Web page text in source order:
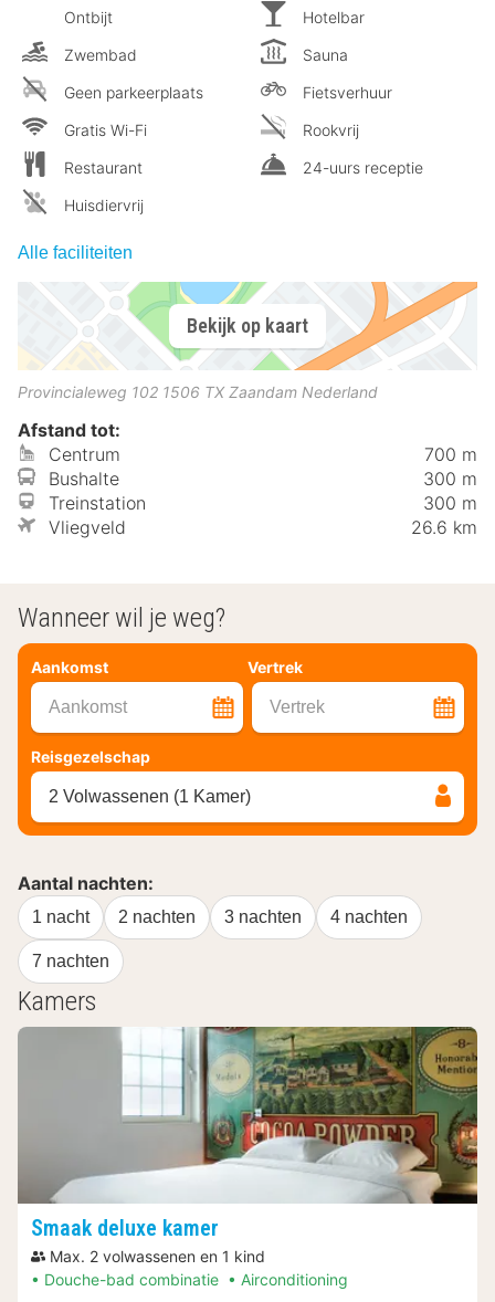
Ontbijt
Zwembad
Geen parkeerplaats
Gratis Wi-Fi
Restaurant
Huisdiervrij
Hotelbar
Sauna
Fietsverhuur
Rookvrij
24-uurs receptie
Alle faciliteiten
Bekijk op kaart
Provincialeweg 102 1506 TX Zaandam Nederland
Afstand tot:
Centrum
700 m
Bushalte
300 m
Treinstation
300 m
Vliegveld
26.6 km
Wanneer wil je weg?
Aankomst Vertrek
Aankomst Vertrek
Reisgezelschap
2 Volwassenen (1 Kamer)
Aantal nachten:
1 nacht 2 nachten 3 nachten 4 nachten
7 nachten
Kamers
Smaak deluxe kamer
Max. 2 volwassenen en 1 kind
Douche-bad combinatie
Airconditioning